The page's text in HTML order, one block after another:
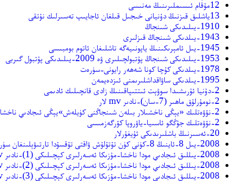
12مۇقام ئىسىملىرىنىڭ مەنىسى
13ياشلىق قىزنىڭ دۇنيانى خىجىل قىلغان ئاجايىپ تەسىرلىك نۇتقى
1910-يىلىدىكى شىنجاڭ
1943-يىلدىكى شىنجاڭ قىزلىرى
1945-يىل ئامېرىكىنىڭ ياپونىيەگە تاشلىغان ئاتوم بومبىسى
1953-يىلىدىكى شىنجاڭ پۇتبولچىلىرى ۋە 2009-يىلىدىكى پۇتبول گىربى
1978-يىلدىكى كۇچا كونا شەھەر رايونى-سۈرەت
1995-يىلدىكى ساۋاقداشلىرىمنى ئىزدەيمەن
2-دۇنيا ئۇرىشىدا سوۋېت ئىتتىپاقىنىڭ زادى قانچىلىك ئادىمى
2-نومۇرلۇق ماھىر (7-سان)-نادىر mv لار
2-نۆۋەتلىك «يېڭى ناخشىلار بىلەن شىنجاڭنى كۈيلەش»يېڭى ئىجادىي ناخشا
2-نۆۋەتلىك جۇڭگو ئاسىيا-ياۋروپا كۆرگەزمىسى
20-ئەسىرنىڭ باشلىرىدىكى ئۇيغۇرلار
2008-يىل 8-ئاينىڭ 8-كۈنى كۈن تۇتۇلۇش ۋاقتى تۇقسۇدا تارتىۋېلىنغان سۈرەت
2008-يىللىق ئىجادىي مودا ناخشا-مۇزىكا ئەسەرلىرى كېچىلىكى (1)-نادىر mv لار
2008-يىللىق ئىجادىي مودا ناخشا-مۇزىكا ئەسەرلىرى كېچىلىكى (2)-نادىر mv لار
2008-يىللىق ئىجادىي مودا ناخشا-مۇزىكا ئەسەرلىرى كېچىلىكى (3)-نادىر mv لار